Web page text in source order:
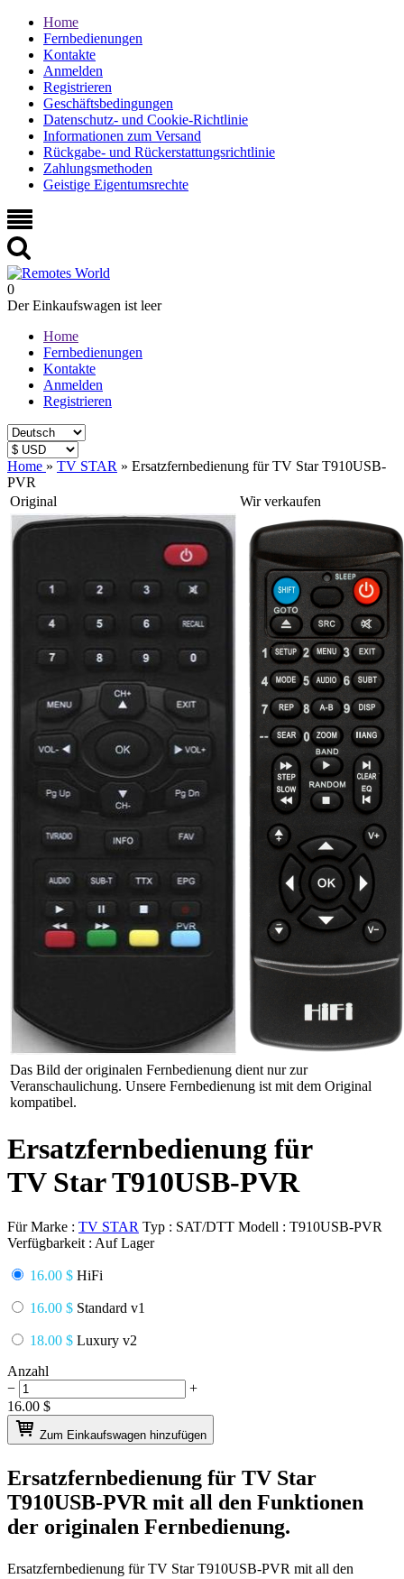
Home
Fernbedienungen
Kontakte
Anmelden
Registrieren
Geschäftsbedingungen
Datenschutz- und Cookie-Richtlinie
Informationen zum Versand
Rückgabe- und Rückerstattungsrichtlinie
Zahlungsmethoden
Geistige Eigentumsrechte
0
Der Einkaufswagen ist leer
Home
Fernbedienungen
Kontakte
Anmelden
Registrieren
Home » TV STAR » Ersatzfernbedienung für TV Star T910USB-
PVR
Original
Wir verkaufen
Das Bild der originalen Fernbedienung dient nur zur
Veranschaulichung. Unsere Fernbedienung ist mit dem Original
kompatibel.
Ersatzfernbedienung für
TV Star T910USB-PVR
Für Marke : TV STAR Typ : SAT/DTT Modell : T910USB-PVR
Verfügbarkeit : Auf Lager
16.00 $ HiFi
16.00 $ Standard v1
18.00 $ Luxury v2
Anzahl
−
+
16.00 $
Zum Einkaufswagen hinzufügen
Ersatzfernbedienung für TV Star
T910USB-PVR mit all den Funktionen
der originalen Fernbedienung.
Ersatzfernbedienung fürTV Star T910USB-PVR mit all den